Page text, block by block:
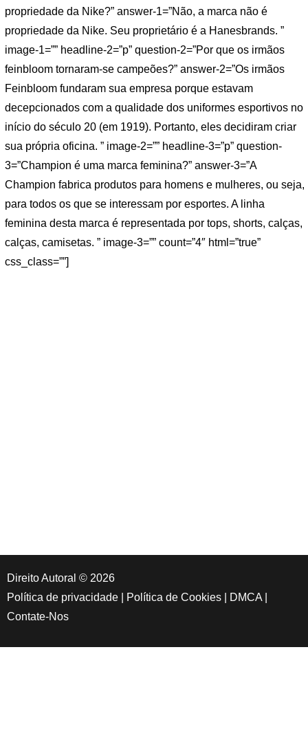
propriedade da Nike?” answer-1=”Não, a marca não é
propriedade da Nike. Seu proprietário é a Hanesbrands. ”
image-1=”” headline-2=”p” question-2=”Por que os irmãos
feinbloom tornaram-se campeões?” answer-2=”Os irmãos
Feinbloom fundaram sua empresa porque estavam
decepcionados com a qualidade dos uniformes esportivos no
início do século 20 (em 1919). Portanto, eles decidiram criar
sua própria oficina. ” image-2=”” headline-3=”p” question-
3=”Champion é uma marca feminina?” answer-3=”A
Champion fabrica produtos para homens e mulheres, ou seja,
para todos os que se interessam por esportes. A linha
feminina desta marca é representada por tops, shorts, calças,
calças, camisetas. ” image-3=”” count=”4″ html=”true”
css_class=””]
Direito Autoral © 2026
Política de privacidade
Política de Cookies DMCA
Contate-Nos